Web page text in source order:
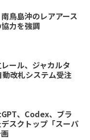
鳥島沖のレアアース
力を強調
ール、ジャカルタ
改札システム受注
、Codex、ブラ
スクトップ「スーパ